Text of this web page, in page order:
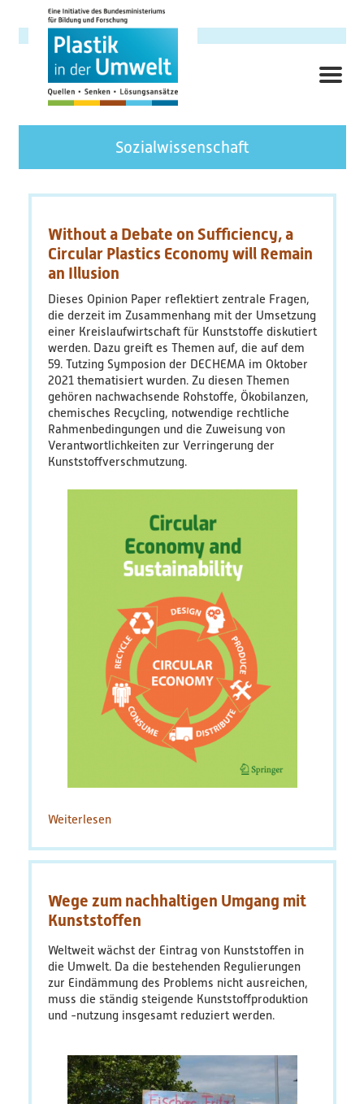
zum
Inhalt
Hauptnavigation
Forschungsschwerpunkt
Themenbereiche
Querschnittsthemen
AnsprechpartnerInnen
PlastikNet
Verbundprojekte
Übersicht
Veranstaltungen
Veröffentlichungen
Bildungsmaterialien
Diskussionspapiere & Statuspapiere
Factsheets
Leitfäden & Handbücher
Technologien & Verfahren
Video & Audio
Blog
Sozialwissenschaft
Without a Debate on Sufficiency, a
Circular Plastics Economy will Remain
an Illusion
Dieses Opinion Paper reflektiert zentrale Fragen,
die derzeit im Zusammenhang mit der Umsetzung
einer Kreislaufwirtschaft für Kunststoffe diskutiert
werden. Dazu greift es Themen auf, die auf dem
59. Tutzing Symposion der DECHEMA im Oktober
2021 thematisiert wurden. Zu diesen Themen
gehören nachwachsende Rohstoffe, Ökobilanzen,
chemisches Recycling, notwendige rechtliche
Rahmenbedingungen und die Zuweisung von
Verantwortlichkeiten zur Verringerung der
Kunststoffverschmutzung.
Weiterlesenüber
a
Debate
Sufficiency,
a
Plastics
Economy
will
Remain
an
Wege zum nachhaltigen Umgang mit
Kunststoffen
Weltweit wächst der Eintrag von Kunststoffen in
die Umwelt. Da die bestehenden Regulierungen
zur Eindämmung des Problems nicht ausreichen,
muss die ständig steigende Kunststoffproduktion
und -nutzung insgesamt reduziert werden.